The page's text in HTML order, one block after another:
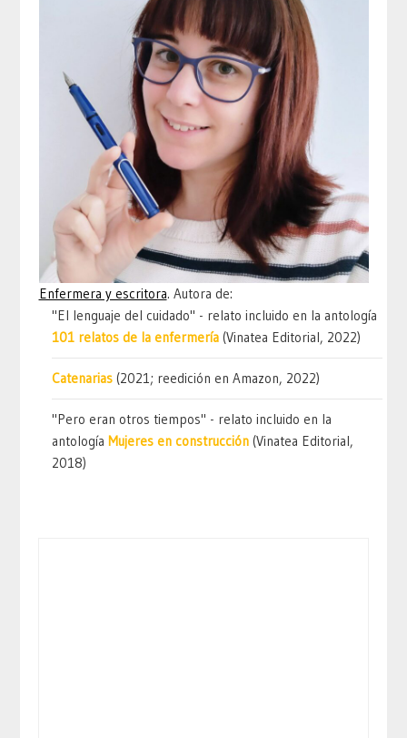
Enfermera y escritora. Autora de:
"El lenguaje del cuidado" - relato incluido en la antología
101 relatos de la enfermería (Vinatea Editorial, 2022)
Catenarias (2021; reedición en Amazon, 2022)
"Pero eran otros tiempos" - relato incluido en la
antologíaMujeres en construcción (Vinatea Editorial,
2018)